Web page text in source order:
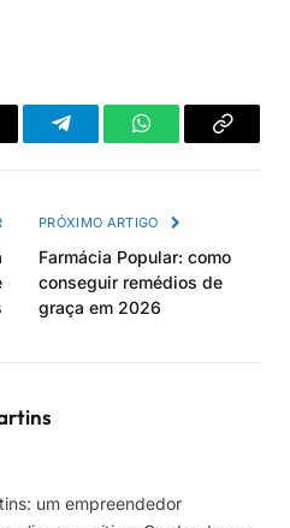
TelegramWhatsAppCopiar
PRÓXIMO ARTIGO
Farmácia Popular: como
conseguir remédios de
graça em 2026
um empreendedor